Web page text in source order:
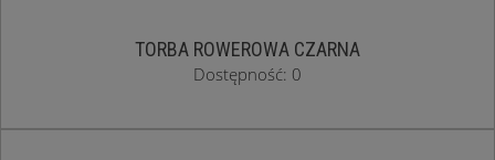
TORBA ROWEROWA CZARNA
Dostępność: 0